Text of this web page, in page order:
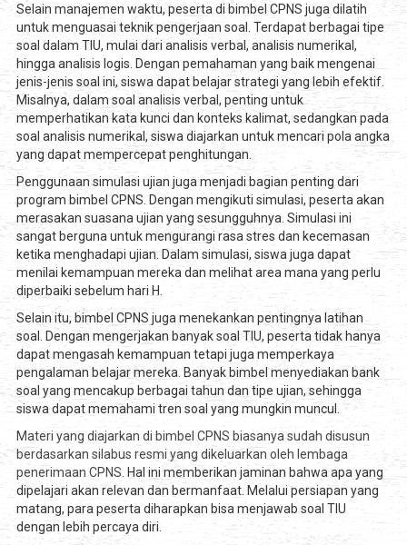
Selain manajemen waktu, peserta di bimbel CPNS juga dilatih
untuk menguasai teknik pengerjaan soal. Terdapat berbagai tipe
soal dalam TIU, mulai dari analisis verbal, analisis numerikal,
hingga analisis logis. Dengan pemahaman yang baik mengenai
jenis-jenis soal ini, siswa dapat belajar strategi yang lebih efektif.
Misalnya, dalam soal analisis verbal, penting untuk
memperhatikan kata kunci dan konteks kalimat, sedangkan pada
soal analisis numerikal, siswa diajarkan untuk mencari pola angka
yang dapat mempercepat penghitungan.
Penggunaan simulasi ujian juga menjadi bagian penting dari
program bimbel CPNS. Dengan mengikuti simulasi, peserta akan
merasakan suasana ujian yang sesungguhnya. Simulasi ini
sangat berguna untuk mengurangi rasa stres dan kecemasan
ketika menghadapi ujian. Dalam simulasi, siswa juga dapat
menilai kemampuan mereka dan melihat area mana yang perlu
diperbaiki sebelum hari H.
Selain itu, bimbel CPNS juga menekankan pentingnya latihan
soal. Dengan mengerjakan banyak soal TIU, peserta tidak hanya
dapat mengasah kemampuan tetapi juga memperkaya
pengalaman belajar mereka. Banyak bimbel menyediakan bank
soal yang mencakup berbagai tahun dan tipe ujian, sehingga
siswa dapat memahami tren soal yang mungkin muncul.
Materi yang diajarkan di bimbel CPNS biasanya sudah disusun
berdasarkan silabus resmi yang dikeluarkan oleh lembaga
penerimaan CPNS. Hal ini memberikan jaminan bahwa apa yang
dipelajari akan relevan dan bermanfaat. Melalui persiapan yang
matang, para peserta diharapkan bisa menjawab soal TIU
dengan lebih percaya diri.